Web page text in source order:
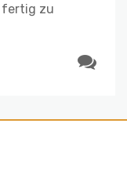
fertig zu